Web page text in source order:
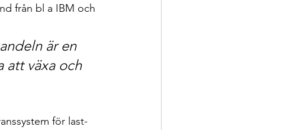
från bl a IBM och
är en
att växa och
för last-